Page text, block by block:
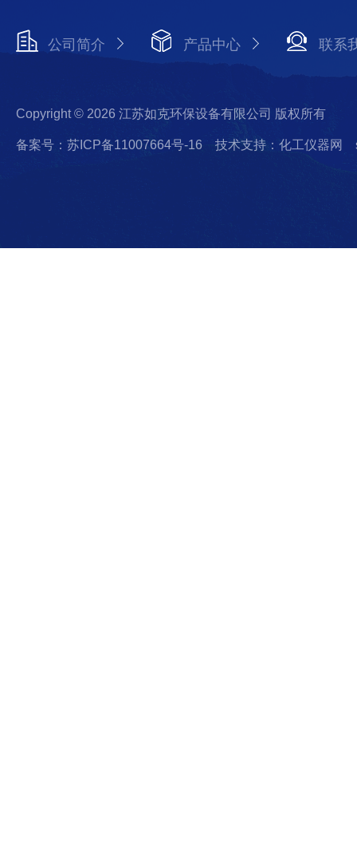
公司简介 产品中心 联系
Copyright © 2026 江苏如克环保设备有限公司 版权所有
备案号：苏ICP备11007664号-16 技术支持：化工仪器网